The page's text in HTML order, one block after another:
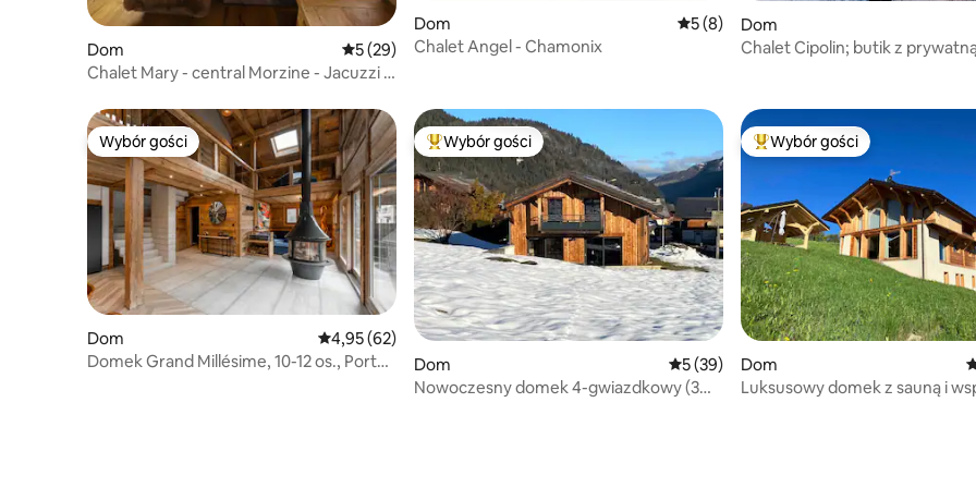
Dom Średnia ocena: 5 na 5, liczba recenzji: 29
5 (29)
Chalet Mary - central Morzine - Jacuzzi i
Dom Średnia ocena: 5 na 5, liczba recenzji: 8
5 (8)
Chalet Angel - Chamonix
Dom
Chalet Cipolin; butik z
Wybór gości
Wybór gości
Dom Średnia ocena: 4,95 na 5, liczba recenzji: 62
4,95 (62)
Domek Grand Millésime, 10-12 os., Portes
Najpopularniejsze z kategorii Wybór gości
Wybór gości
Dom Średnia ocena: 5 na 5, liczba recenzji: 39
5 (39)
Nowoczesny domek 4-gwiazdkowy (3
Najpopularniejsze z kategorii
Wybór gości
Dom
Luksusowy domek z sauną i